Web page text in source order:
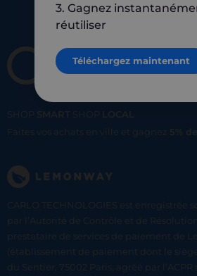
SHOP SMART SHOP
LOCAL
Faites vos achats en ville et gagnez 5%
CARLO TECHNOLOGIES est enregistrée
par l’Autorité de Contrôle et de
prestataire de services de paiement de
(établissement de paiement dont le
du Sentier, 75002 Paris, agréé par l’ACPR
3. Gagnez
réutiliser
Téléchargez maintenant